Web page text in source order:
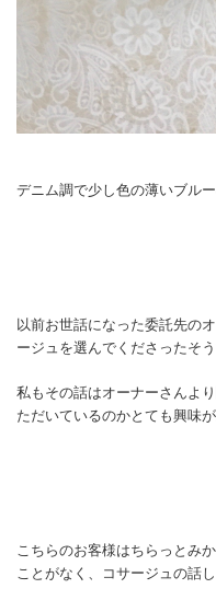
デニム調で少し色の薄いブル
以前お世話になった委託先の
ージュを選んでくださったそう
私もその話はオーナーさんよ
ただいているのかとても興味が
こちらのお客様はちらっとみ
ことがなく、コサージュの話